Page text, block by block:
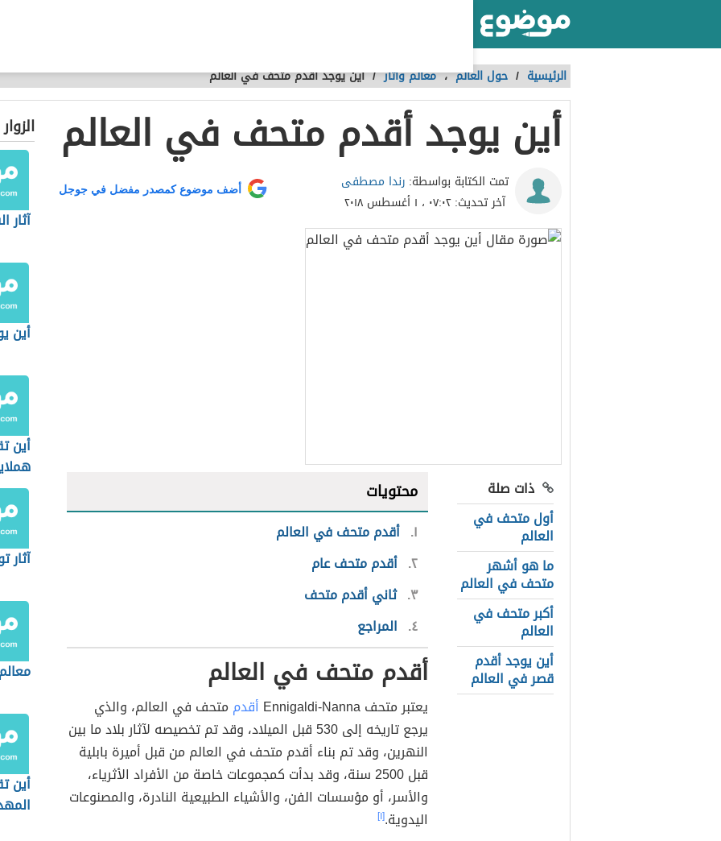
الرئيسية / حول العالم،معالم وآثار /أين يوجد أقدم متحف في العالم
أين يوجد أقدم متحف في العالم
تمت الكتابة بواسطة: رندا مصطفى
آخر تحديث:٠٧:٠٢ ، ١ أغسطس ٢٠١٨
أضف موضوع كمصدر مفضل في جوجل
ذات صلة
أول متحف في
العالم
ما هو أشهر
متحف في العالم
أكبر متحف في
العالم
أين يوجد أقدم
قصر في العالم
محتويات
١ أقدم متحف في العالم
٢ أقدم متحف عام
٣ ثاني أقدم متحف
٤ المراجع
أقدم متحف في العالم
يعتبر متحف Ennigaldi-Nanna أقدم متحف في العالم، والذي
يرجع تاريخه إلى 530 قبل الميلاد، وقد تم تخصيصه لآثار بلاد ما بين
النهرين، وقد تم بناء أقدم متحف في العالم من قبل أميرة بابلية
قبل 2500 سنة، وقد بدأت كمجموعات خاصة من الأفراد الأثرياء،
والأسر، أو مؤسسات الفن، والأشياء الطبيعية النادرة، والمصنوعات
اليدوية.[١]
آثار
أين
أين
آثار
أين